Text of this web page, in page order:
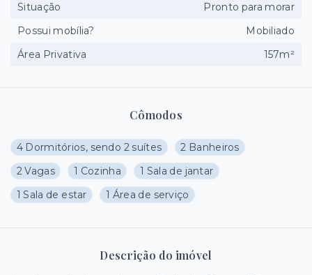
Cômodos
4 Dormitórios, sendo 2 suítes
2 Banheiros
2 Vagas
1 Cozinha
1 Sala de jantar
1 Sala de estar
1 Área de serviço
Descrição do imóvel
Situação
Pronto para morar
Possui mobília?
Mobiliado
Área Privativa
157m²